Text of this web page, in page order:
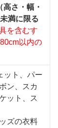
さ・幅・
満に限る
を含むす
以内の
ット、パー
ン、スカ
ット、ス
ズの衣料